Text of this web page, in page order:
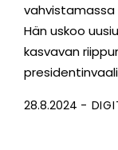
Hän uskoo
kasvavan
28.8.2024